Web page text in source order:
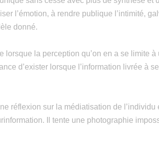
l’émotion, à rendre publique l’intimité,
donné.
lorsque la perception qu’on en a se limite
d’exister lorsque l’information livrée à
réflexion sur la médiatisation de l’individu
Il tente une photographie